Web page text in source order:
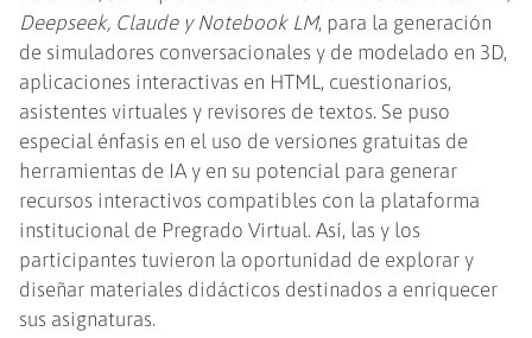
Deepseek, Claude y Notebook LM, para la generación
de simuladores conversacionales y de modelado en 3D,
aplicaciones interactivas en HTML, cuestionarios,
asistentes virtuales y revisores de textos. Se puso
especial énfasis en el uso de versiones gratuitas de
herramientas de IA y en su potencial para generar
recursos interactivos compatibles con la plataforma
institucional de Pregrado Virtual. Así, las y los
participantes tuvieron la oportunidad de explorar y
diseñar materiales didácticos destinados a enriquecer
sus asignaturas.